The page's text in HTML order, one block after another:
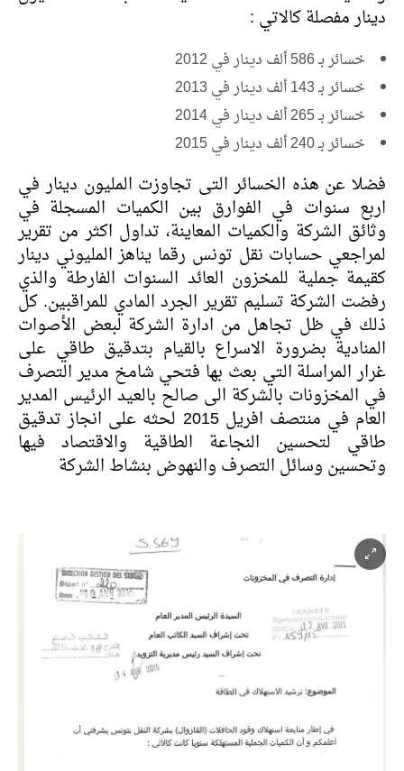
دينار مفصلة كالاتي :
خسائر بـ 586 ألف دينار في 2012
خسائر بـ 143 ألف دينار في 2013
خسائر بـ 265 ألف دينار في 2014
خسائر بـ 240 ألف دينار في 2015
فضلا عن هذه الخسائر التى تجاوزت المليون دينار في
اربع سنوات في الفوارق بين الكميات المسجلة في
وثائق الشركة والكميات المعاينة، تداول اكثر من تقرير
لمراجعي حسابات نقل تونس رقما يناهز المليوني دينار
كقيمة جملية للمخزون العائد السنوات الفارطة والذي
رفضت الشركة تسليم تقرير الجرد المادي للمراقبين. كل
ذلك في ظل تجاهل من ادارة الشركة لبعض الأصوات
المنادية بضرورة الاسراع بالقيام بتدقيق طاقي على
غرار المراسلة التي بعث بها فتحي شامخ مدير التصرف
في المخزونات بالشركة الى صالح بالعيد الرئيس المدير
العام في منتصف افريل 2015 لحثه على انجاز تدقيق
طاقي لتحسين النجاعة الطاقية والاقتصاد فيها
وتحسين وسائل التصرف والنهوض بنشاط الشركة